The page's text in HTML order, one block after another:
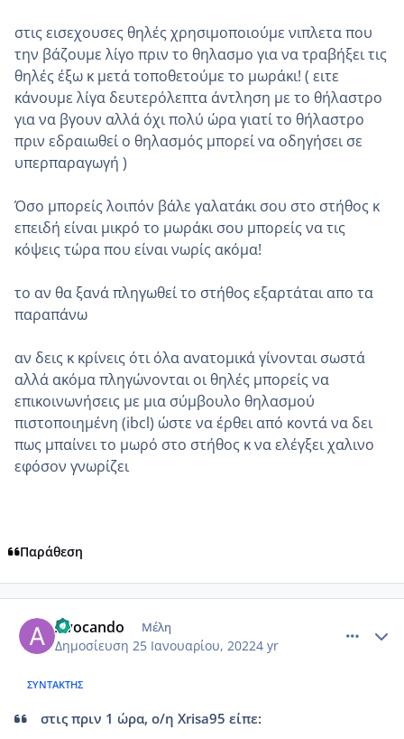
στις εισεχουσες θηλές χρησιμοποιούμε νιπλετα που
την βάζουμε λίγο πριν το θηλασμο για να τραβήξει τις
θηλές έξω κ μετά τοποθετούμε το μωράκι! ( ειτε
κάνουμε λίγα δευτερόλεπτα άντληση με το θήλαστρο
για να βγουν αλλά όχι πολύ ώρα γιατί το θήλαστρο
πριν εδραιωθεί ο θηλασμός μπορεί να οδηγήσει σε
υπερπαραγωγή )
Όσο μπορείς λοιπόν βάλε γαλατάκι σου στο στήθος κ
επειδή είναι μικρό το μωράκι σου μπορείς να τις
κόψεις τώρα που είναι νωρίς ακόμα!
το αν θα ξανά πληγωθεί το στήθος εξαρτάται απο τα
παραπάνω
αν δεις κ κρίνεις ότι όλα ανατομικά γίνονται σωστά
αλλά ακόμα πληγώνονται οι θηλές μπορείς να
επικοινωνήσεις με μια σύμβουλο θηλασμού
πιστοποιημένη (ibcl) ώστε να έρθει από κοντά να δει
πως μπαίνει το μωρό στο στήθος κ να ελέγξει χαλινο
εφόσον γνωρίζει
Παράθεση
Avocando Μέλη
Δημοσίευση 25 Ιανουαρίου, 20224 yr
ΣΥΝΤΆΚΤΗΣ
στις πριν 1 ώρα, ο/η Xrisa95 είπε: